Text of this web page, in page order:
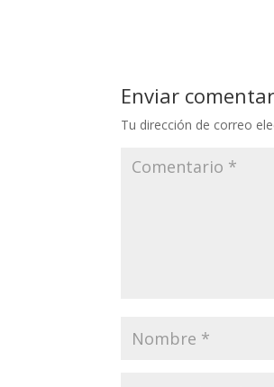
Enviar
Tu dirección de correo